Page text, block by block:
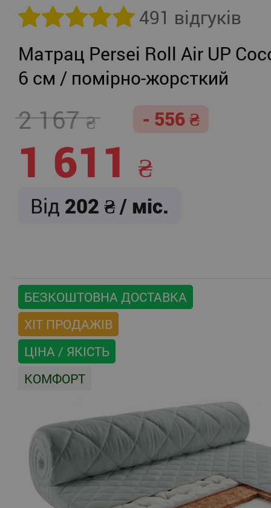
491 відгуків
Матрац Persei Roll Air UP
6 см / помірно-жорсткий
2 167 - 556
1 611
Від 202 / міс.
БЕЗКОШТОВНА ДОСТАВКА
ХІТ ПРОДАЖІВ
ЦІНА / ЯКІСТЬ
КОМФОРТ